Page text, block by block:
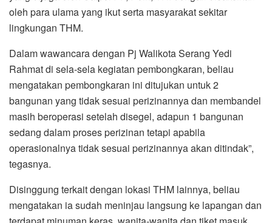
oleh para ulama yang ikut serta masyarakat sekitar
lingkungan THM.
Dalam wawancara dengan Pj Walikota Serang Yedi
Rahmat di sela-sela kegiatan pembongkaran, beliau
mengatakan pembongkaran ini ditujukan untuk 2
bangunan yang tidak sesuai perizinannya dan membandel
masih beroperasi setelah disegel, adapun 1 bangunan
sedang dalam proses perizinan tetapi apabila
operasionalnya tidak sesuai perizinannya akan ditindak”,
tegasnya.
Disinggung terkait dengan lokasi THM lainnya, beliau
mengatakan ia sudah meninjau langsung ke lapangan dan